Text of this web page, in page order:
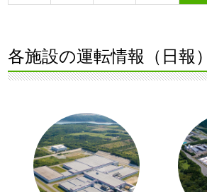
各施設の運転情報（日報）